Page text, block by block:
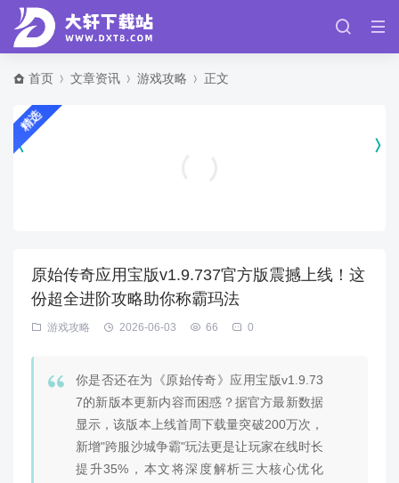
首页 文章资讯 游戏攻略 正文
精选
原始传奇应用宝版v1.9.737官方版震撼上线！这
份超全进阶攻略助你称霸玛法
游戏攻略 2026-06-03 66 0
你是否还在为《原始传奇》应用宝版v1.9.73
7的新版本更新内容而困惑？据官方最新数据
显示，该版本上线首周下载量突破200万次，
新增"跨服沙城争霸"玩法更是让玩家在线时长
提升35%，本文将深度解析三大核心优化